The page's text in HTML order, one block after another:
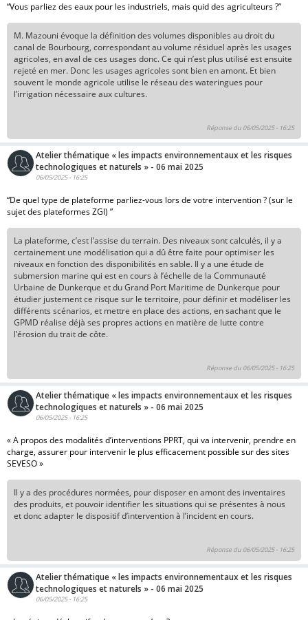
“Vous parliez des eaux pour les industriels, mais quid des agriculteurs ?”
M. Mazouni évoque la définition des volumes disponibles au droit du
canal de Bourbourg, correspondant au volume résiduel après les usages
agricoles, en aval de ces usages donc. Ce qui n’est plus utilisé est ensuite
rejeté en mer. Donc les usages agricoles sont bien en amont. Et bien
souvent le monde agricole utilise le réseau des wateringues pour
l’irrigation nécessaire aux cultures.
Réponse du 06/05/2025 - 16:25
Atelier thématique « les impacts environnementaux et les risques
technologiques et naturels » - 06 mai 2025
06/05/2025 - 16:25
“De quel type de plateforme parliez-vous lors de votre intervention ? (sur le
sujet des plateformes ZGI) ”
La plateforme, c’est l’assise du terrain. Des niveaux sont calculés, il y a
certainement une modélisation qui a dû être faite pour optimiser les
niveaux en fonction des disponibilités en sable. Il y a une étude de
submersion marine qui est en cours à l’échelle de la Communauté
Urbaine de Dunkerque et du Grand Port Maritime de Dunkerque pour
étudier justement ce risque sur le territoire, pour définir et modéliser les
différents scénarios, et mettre en place des actions, en sachant que le
GPMD réalise déjà ses propres actions en matière de lutte contre
l’érosion du trait de côte.
Réponse du 06/05/2025 - 16:25
Atelier thématique « les impacts environnementaux et les risques
technologiques et naturels » - 06 mai 2025
06/05/2025 - 16:25
« A propos des modalités d’interventions PPRT, qui va intervenir, prendre en
charge, assurer pour intervenir le plus efficacement possible sur des sites
SEVESO »
Il y a des procédures normées, pour disposer en amont des inventaires
des produits, et pouvoir identifier les situations qui se présentes à nous
et donc adapter le dispositif d’intervention à l’incident en cours.
Réponse du 06/05/2025 - 16:25
Atelier thématique « les impacts environnementaux et les risques
technologiques et naturels » - 06 mai 2025
06/05/2025 - 16:25